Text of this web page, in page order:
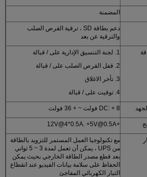
المضمنة
دعم بطاقة SD ، ترقية القرص الصلب
والترقية عن بعد
1. لجنة التنسيق الإدارية على / قبالة
2. قفل القرص الصلب على / قبالة
3. تأخر الاغلاق
4. توقيت على / قبالة
DC: + 8 فولت ~ + 36 فولت
+12V@4*0.5A. +5V@0.5A
مع تكنولوجيا العمل المستمر للتزويد بالطاقة
من UPS ، يمكن أن تعمل لمدة 3 ~ 5 ثواني
بعد قطع مصدر الطاقة الخارجي بحيث يمكن
الحفاظ على سلامة بيانات الفيديو عند انقطاع
التيار الكهربائي المفاجئ